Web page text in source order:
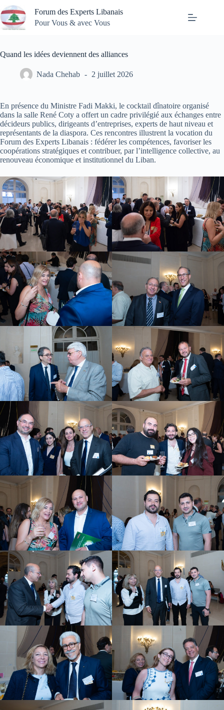
Passer
au
contenu
Forum des Experts Libanais
Pour Vous & avec Vous
Quand les idées deviennent des alliances
Nada Chehab 2 juillet 2026
En présence du Ministre Fadi Makki, le cocktail dînatoire organisé
dans la salle René Coty a offert un cadre privilégié aux échanges entre
décideurs publics, dirigeants d’entreprises, experts de haut niveau et
représentants de la diaspora. Ces rencontres illustrent la vocation du
Forum des Experts Libanais : fédérer les compétences, favoriser les
coopérations stratégiques et contribuer, par l’intelligence collective, au
renouveau économique et institutionnel du Liban.